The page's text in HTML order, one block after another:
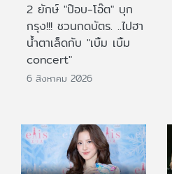
2 ยักษ์ "ป๊อบ-โอ๊ต" บุก
กรุง!!! ชวนกดบัตร. ..ไปฮา
น้ำตาเล็ดกับ "เบิ้ม เบิ้ม
concert"
6 สิงหาคม 2026